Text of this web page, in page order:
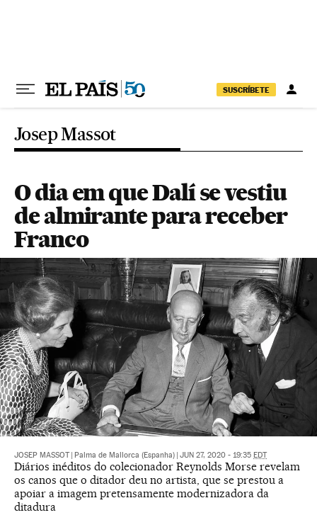
SUSCRÍBETE
Josep Massot
O dia em que Dalí se vestiu
de almirante para receber
Franco
JOSEP MASSOT Palma de Mallorca (Espanha) JUN 27, 2020 - 19:35 EDT
Diários inéditos do colecionador Reynolds Morse revelam
os canos que o ditador deu no artista, que se prestou a
apoiar a imagem pretensamente modernizadora da
ditadura